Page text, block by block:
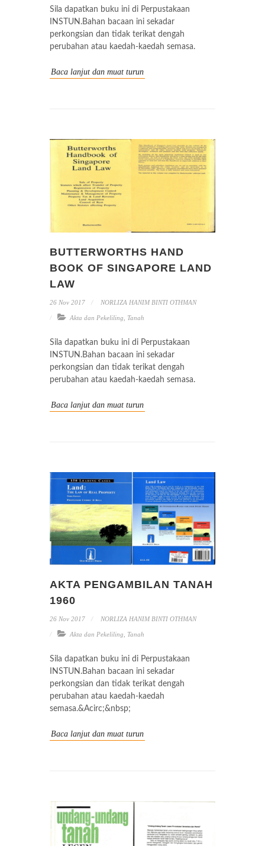
Sila dapatkan buku ini di Perpustakaan
INSTUN.Bahan bacaan ini sekadar
perkongsian dan tidak terikat dengah
perubahan atau kaedah-kaedah semasa.
Baca lanjut dan muat turun
BUTTERWORTHS HAND
BOOK OF SINGAPORE LAND
LAW
26 Nov 2017 NORLIZA HANIM BINTI OTHMAN
Akta dan Pekeliling Tanah
Sila dapatkan buku ini di Perpustakaan
INSTUN.Bahan bacaan ini sekadar
perkongsian dan tidak terikat dengah
perubahan atau kaedah-kaedah semasa.
Baca lanjut dan muat turun
AKTA PENGAMBILAN TANAH
1960
26 Nov 2017 NORLIZA HANIM BINTI OTHMAN
Akta dan Pekeliling Tanah
Sila dapatkan buku ini di Perpustakaan
INSTUN.Bahan bacaan ini sekadar
perkongsian dan tidak terikat dengah
perubahan atau kaedah-kaedah
semasa.&Acirc;&nbsp;
Baca lanjut dan muat turun